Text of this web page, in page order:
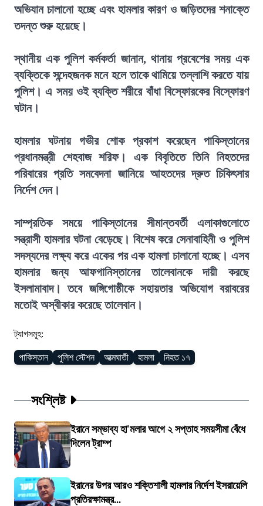
অভিযান চালানো হচ্ছে এবং হামলার কারণ ও জড়িতদের শনাক্তে
তদন্ত শুরু হয়েছে।
স্থানীয় এক পুলিশ কর্মকর্তা জানান, থানায় প্রবেশের সময় এক
ব্যক্তিকে সন্দেহজনক মনে হলে তাকে থামিয়ে তল্লাশি করতে যায়
পুলিশ। এ সময় ওই ব্যক্তি শরীরে বাঁধা বিস্ফোরকের বিস্ফোরণ
ঘটান।
হামলার ঘটনায় গভীর শোক প্রকাশ করেছেন পাকিস্তানের
প্রধানমন্ত্রী শেহবাজ শরিফ। এক বিবৃতিতে তিনি নিহতদের
পরিবারের প্রতি সমবেদনা জানিয়ে আহতদের দ্রুত চিকিৎসার
নির্দেশ দেন।
সাম্প্রতিক সময়ে পাকিস্তানের সীমান্তবর্তী এলাকাগুলোতে
সন্ত্রাসী হামলার ঘটনা বেড়েছে। বিশেষ করে সেনাবাহিনী ও পুলিশ
সদস্যদের লক্ষ্য করে একের পর এক হামলা চালানো হচ্ছে। এসব
হামলার জন্য আফগানিস্তানের তালেবানকে দায়ী করছে
ইসলামাবাদ। তবে জঙ্গিগোষ্ঠীকে সহায়তার অভিযোগ বরাবরের
মতোই অস্বীকার করেছে তালেবান।
ট্যাগসমূহ:
পাকিস্তান পুলিশ স্টেশন আত্মঘাতী হামলা নিহত ১৭
সংশ্লিষ্ট
ইরানে সম্ভাব্য হা'মলার আগে ২ সপ্তাহ সময়সীমা বেঁধে
দিলেন ট্রাম্প
ইরানের উপর আরও শক্তিশালী হামলার নির্দেশ ইসরায়েলি
প্রতিরক্ষামন্ত্র...